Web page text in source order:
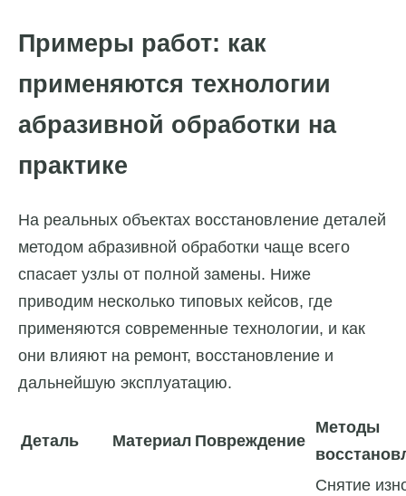
Примеры работ: как
применяются технологии
абразивной обработки на
практике
На реальных объектах восстановление деталей
методом абразивной обработки чаще всего
спасает узлы от полной замены. Ниже
приводим несколько типовых кейсов, где
применяются современные технологии, и как
они влияют на ремонт, восстановление и
дальнейшую эксплуатацию.
Деталь Материал Повреждение
Методы
Снятие